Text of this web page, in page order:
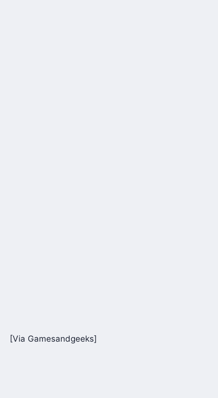
[Via Gamesandgeeks]